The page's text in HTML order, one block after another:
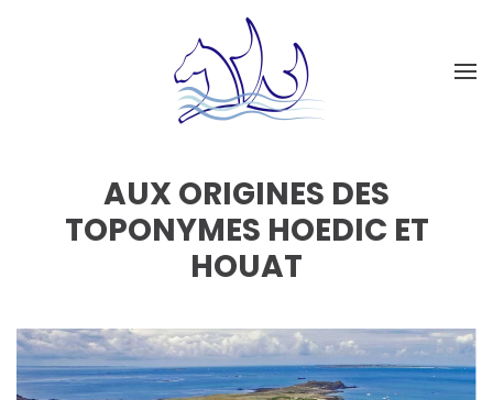
AUX ORIGINES DES
TOPONYMES HOEDIC ET
HOUAT